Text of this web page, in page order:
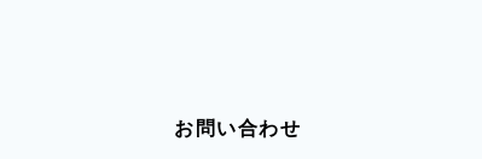
お問い合わせ